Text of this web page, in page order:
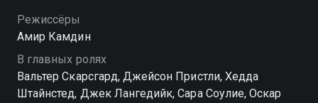
Режиссёры
Амир Камдин
В главных ролях
Вальтер Скарсгард, Джейсон Пристли, Хедда
Штайнстед, Джек Лангедийк, Сара Соулие, Оскар